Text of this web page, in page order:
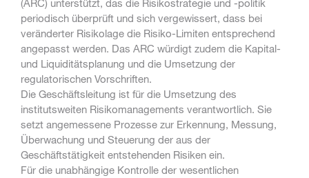
(ARC) unterstützt, das die Risikostrategie und -politik
periodisch überprüft und sich vergewissert, dass bei
veränderter Risikolage die Risiko-Limiten entsprechend
angepasst werden. Das ARC würdigt zudem die Kapital-
und Liquiditätsplanung und die Umsetzung der
regulatorischen Vorschriften.
Die Geschäftsleitung ist für die Umsetzung des
institutsweiten Risikomanagements verantwortlich. Sie
setzt angemessene Prozesse zur Erkennung, Messung,
Überwachung und Steuerung der aus der
Geschäftstätigkeit entstehenden Risiken ein.
Für die unabhängige Kontrolle der wesentlichen